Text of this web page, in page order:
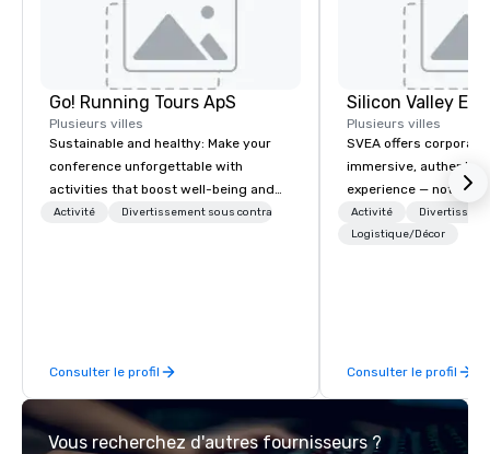
Go! Running Tours ApS
Plusieurs villes
Sustainable and healthy: Make your
conference unforgettable with
activities that boost well-being and
lower carbon footprints. Explore the
Activité Divertissement sous contrat
Consulter le profil
Plusieurs villes
SVEA offers
immersive, authentic
experience — not a
transformation. We
facilitate custom
offsites. Whether
think like a Silicon
world's fastest-
Activité
Logistique/Décor
Consulter le profil
Vous recherchez d'autres fournisseurs ?